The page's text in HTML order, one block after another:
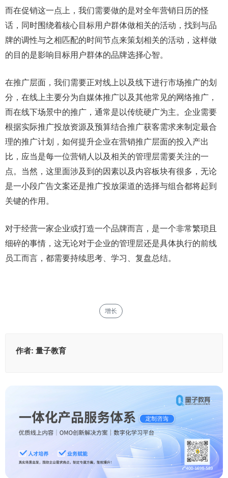
而在促销这一点上，我们需要做的是对全年营销日历的怪
话，同时围绕着核心目标用户群体做相关的活动，找到与品
牌的调性与之相匹配的时间节点来策划相关的活动，这样做
的目的是影响目标用户群体的品牌选择心智。
在推广层面，我们需要正对线上以及线下进行市场推广的划
分，在线上主要分为自媒体推广以及其他常见的网络推广，
而在线下场景中的推广，通常是以传统硬广为主。企业需要
根据实际推广投放资源及预算结合推广获客需求来制定最合
理的推广计划，如何提升企业在营销推广层面的投入产出
比，应当是每一位营销人以及相关的管理层需要关注的一
点。当然，这里面涉及到的因素以及内容板块有很多，无论
是一小段广告文案还是推广投放渠道的选择与组合都将起到
关键的作用。
对于经营一家企业或打造一个品牌而言，是一个非常繁琐且
细碎的事情，这无论对于企业的管理层还是具体执行的前线
员工而言，都需要持续思考、学习、复盘总结。
增长
作者: 量子教育